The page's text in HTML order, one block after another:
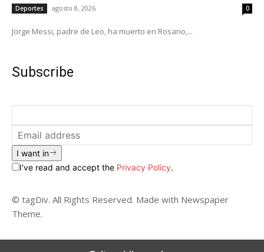
Deportes agosto 8, 2026 0
Jorge Messi, padre de Leo, ha muerto en Rosario,...
Subscribe
I want in
I've read and accept the Privacy Policy.
© tagDiv. All Rights Reserved. Made with Newspaper
Theme.